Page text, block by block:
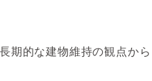
期的な建物維持の観点から